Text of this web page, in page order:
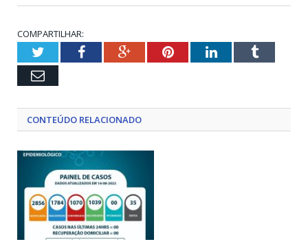
COMPARTILHAR:
TwitterFacebookGoogle+PinterestLinkedInTumblr
Email
CONTEÚDO RELACIONADO